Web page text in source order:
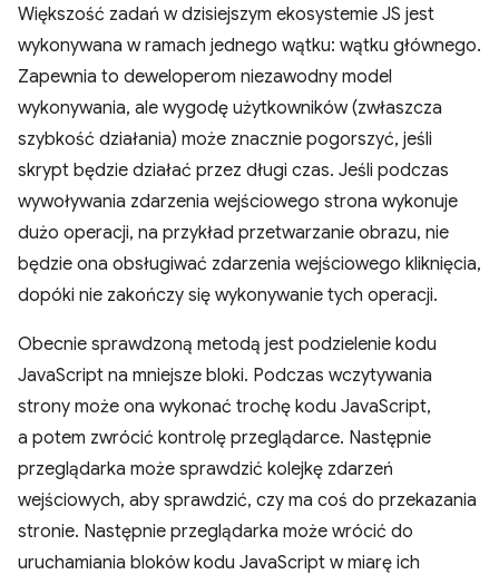
Większość zadań w dzisiejszym ekosystemie JS jest
wykonywana w ramach jednego wątku: wątku głównego.
Zapewnia to deweloperom niezawodny model
wykonywania, ale wygodę użytkowników (zwłaszcza
szybkość działania) może znacznie pogorszyć, jeśli
skrypt będzie działać przez długi czas. Jeśli podczas
wywoływania zdarzenia wejściowego strona wykonuje
dużo operacji, na przykład przetwarzanie obrazu, nie
będzie ona obsługiwać zdarzenia wejściowego kliknięcia,
dopóki nie zakończy się wykonywanie tych operacji.
Obecnie sprawdzoną metodą jest podzielenie kodu
JavaScript na mniejsze bloki. Podczas wczytywania
strony może ona wykonać trochę kodu JavaScript,
a potem zwrócić kontrolę przeglądarce. Następnie
przeglądarka może sprawdzić kolejkę zdarzeń
wejściowych, aby sprawdzić, czy ma coś do przekazania
stronie. Następnie przeglądarka może wrócić do
uruchamiania bloków kodu JavaScript w miarę ich